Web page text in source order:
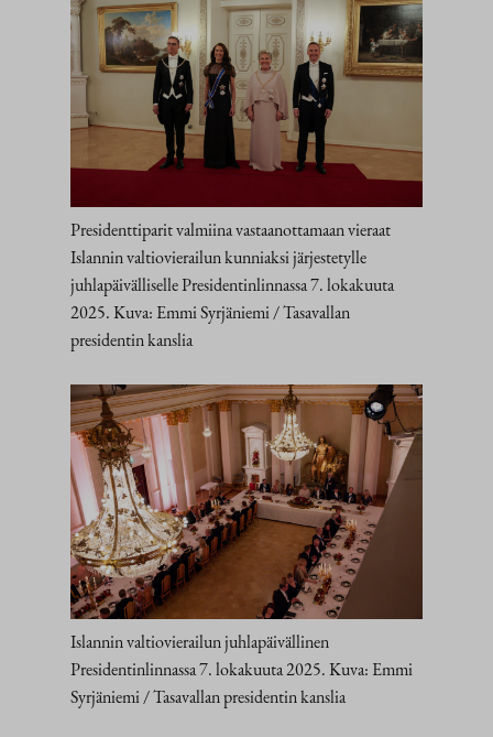
Presidenttiparit valmiina vastaanottamaan vieraat
Islannin valtiovierailun kunniaksi järjestetylle
juhlapäivälliselle Presidentinlinnassa 7. lokakuuta
2025. Kuva: Emmi Syrjäniemi / Tasavallan
presidentin kanslia
Islannin valtiovierailun juhlapäivällinen
Presidentinlinnassa 7. lokakuuta 2025. Kuva: Emmi
Syrjäniemi / Tasavallan presidentin kanslia